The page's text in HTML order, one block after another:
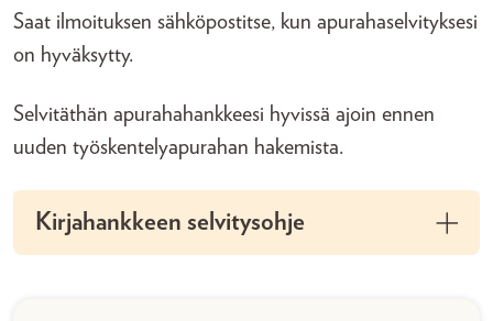
Saat ilmoituksen sähköpostitse, kun apurahaselvityksesi
on hyväksytty.
Selvitäthän apurahahankkeesi hyvissä ajoin ennen
uuden työskentelyapurahan hakemista.
Kirjahankkeen selvitysohje